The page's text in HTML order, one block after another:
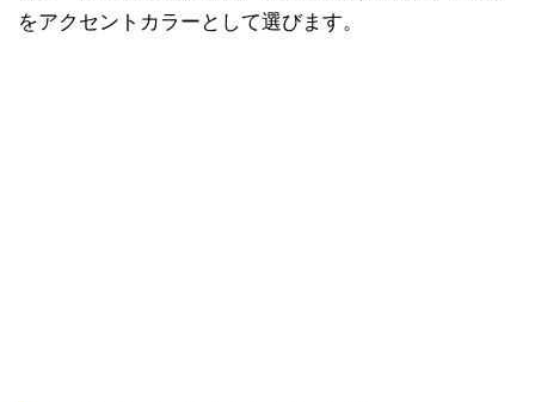
をアクセントカラーとして選びます。